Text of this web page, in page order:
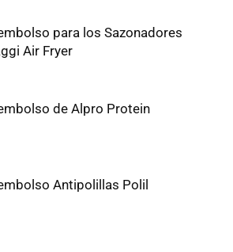
para los Sazonadores
Air Fryer
de Alpro Protein
Antipolillas Polil